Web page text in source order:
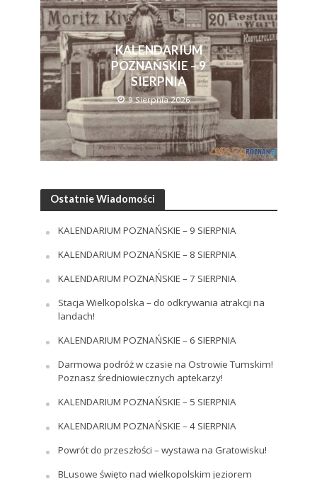
KALENDARIUM
POZNAŃSKIE – 9
SIERPNIA
9 Sierpnia 2026
Ostatnie Wiadomości
KALENDARIUM POZNAŃSKIE – 9 SIERPNIA
KALENDARIUM POZNAŃSKIE – 8 SIERPNIA
KALENDARIUM POZNAŃSKIE – 7 SIERPNIA
Stacja Wielkopolska – do odkrywania atrakcji na
landach!
KALENDARIUM POZNAŃSKIE – 6 SIERPNIA
Darmowa podróż w czasie na Ostrowie Tumskim!
Poznasz średniowiecznych aptekarzy!
KALENDARIUM POZNAŃSKIE – 5 SIERPNIA
KALENDARIUM POZNAŃSKIE – 4 SIERPNIA
Powrót do przeszłości – wystawa na Gratowisku!
BLusowe święto nad wielkopolskim jeziorem